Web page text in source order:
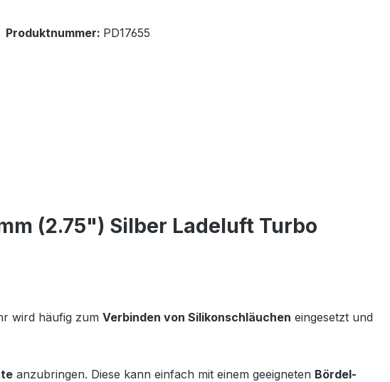
Produktnummer: PD17655
(2.75") Silber Ladeluft Turbo
wird häufig zum Verbinden von Silikonschläuchen eingesetzt und
anzubringen. Diese kann einfach mit einem geeigneten Bördel-